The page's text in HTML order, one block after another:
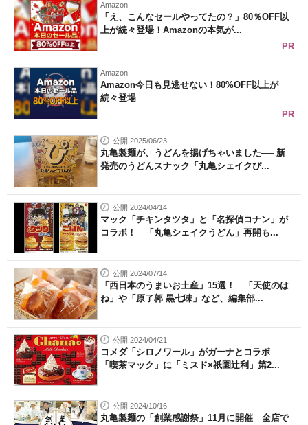
Amazon
「え、こんなセールやってたの？」80％OFF以
上が続々登場！Amazonの本気が...
PR
Amazon
Amazon今日も見逃せない！80%OFF以上が
続々登場
PR
公開 2025/06/23
丸亀製麺が、うどんを揚げちゃいました── 新
発売のうどんスナック「丸亀シェイクぴ...
公開 2024/04/14
マック「チキンタツタ」と「名探偵コナン」が
コラボ！ 「丸亀シェイクうどん」再開も...
公開 2024/07/14
「西日本のうまいお土産」15選！ 「天使のは
ね」や「原了郭 黒七味」など、編集部...
公開 2024/04/21
コメダ「シロノワール」がガーナとコラボ
「喫茶マック」に「ミスド×祇園辻利」第2...
公開 2024/10/16
丸亀製麺の「創業感謝祭」11月に開催 全店で